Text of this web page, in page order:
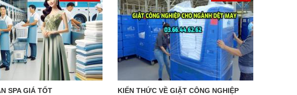
SPA GIÁ TỐT
KIẾN THỨC VỀ GIẶT CÔNG NGHIỆP